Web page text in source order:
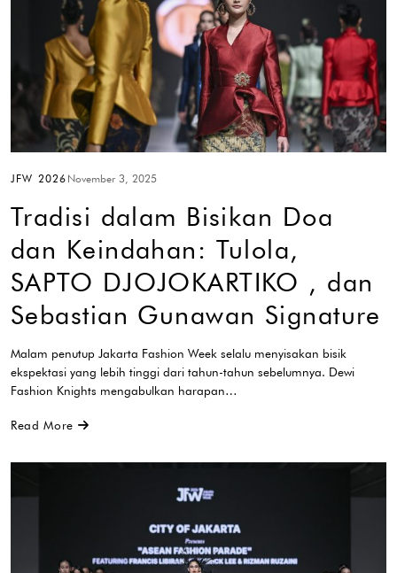
JFW 2026 November 3, 2025
Tradisi dalam Bisikan Doa
dan Keindahan: Tulola,
SAPTO DJOJOKARTIKO , dan
Sebastian Gunawan Signature
Malam penutup Jakarta Fashion Week selalu menyisakan bisik
ekspektasi yang lebih tinggi dari tahun-tahun sebelumnya. Dewi
Fashion Knights mengabulkan harapan…
Read More